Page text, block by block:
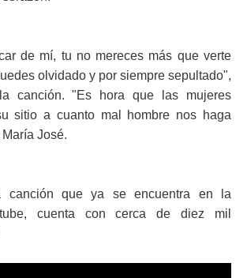
de mí, tu no mereces más que verte
olvidado y por siempre sepultado",
canción. "Es hora que las mujeres
sitio a cuanto mal hombre nos haga
José.
que ya se encuentra en la
cuenta con cerca de diez mil